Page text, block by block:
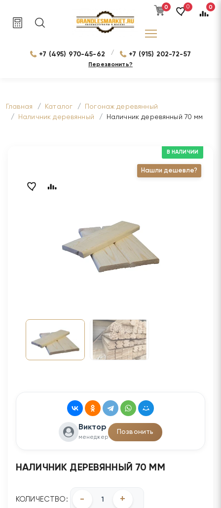
0 0 0
+7 (495) 970-45-62 / +7 (915) 202-72-57
Перезвонить?
Главная Каталог
Погонаж деревянный
Наличник деревянный
Наличник деревянный 70 мм
Нашли дешевле?
В НАЛИЧИИ
Виктор
менеджер
Позвонить
НАЛИЧНИК ДЕРЕВЯННЫЙ 70 ММ
КОЛИЧЕСТВО: - +